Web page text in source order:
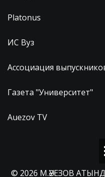
Platonus
ИС Вуз
Ассоциация
Газета "Университет"
Auezov TV
© 2026 М.ӘУЕЗОВ